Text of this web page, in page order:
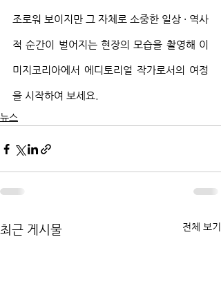
조로워 보이지만 그 자체로 소중한 일상 · 역사
적 순간이 벌어지는 현장의 모습을 촬영해 이
미지코리아에서 에디토리얼 작가로서의 여정
을 시작하여 보세요.
뉴스
최근 게시물 전체 보기